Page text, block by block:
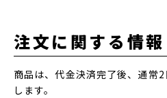
注文に関する情報
商品は、代金決済完了後、通常
します。